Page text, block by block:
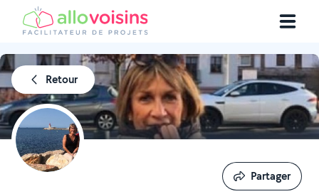
Retour
Partager
Partager